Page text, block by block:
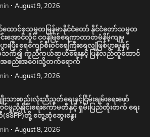
August 9, 2026
ထောင်စုသမ္မတမြန်မာနိုင်ငံတော် နိုင်ငံတော်သမ္မတ
င်းအောင်လှိုင် ငဝန်မြစ်ရေကာတာတမံနိမ့်ကျမှု
ပွားပြီး ရေကျော်စီးဝင်ရေကြီးရေလျှံဖြစ်ပွားမှုနှင့်
က်၍ ကူညီကယ်ဆယ်ရေးနှင့် ပြန်လည်ထူထောင်
အစည်းအဝေးသို့တက်ရောက်
August 9, 2026
းသားစည်းလုံးညီညွတ်ရေးနှင့်ငြိမ်းချမ်းရေးဖော်
င်မှုညှိနှိုင်းရေးကော်မတီနှင့် ရှမ်းပြည်တိုးတက် ရေး
(SSPP)တို့ တွေ့ဆုံဆွေးနွေး
August 8, 2026